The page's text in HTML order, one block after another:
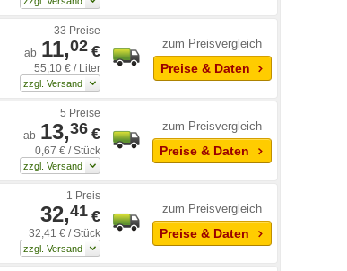
33 Preise
ab 11,02 €
55,10 € / Liter
zum Preisvergleich
Preise & Daten
5 Preise
ab 13,36 €
0,67 € / Stück
zum Preisvergleich
Preise & Daten
1 Preis
32,41 €
32,41 € / Stück
zum Preisvergleich
Preise & Daten